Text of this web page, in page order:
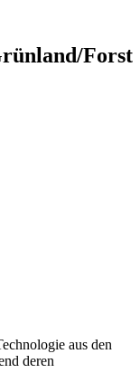
Forst
aus den
deren